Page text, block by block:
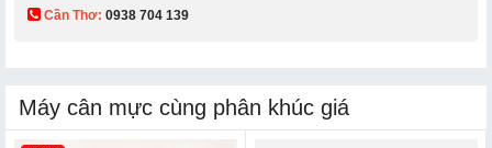
Cần Thơ: 0938 704 139​
Máy cân mực cùng phân khúc giá